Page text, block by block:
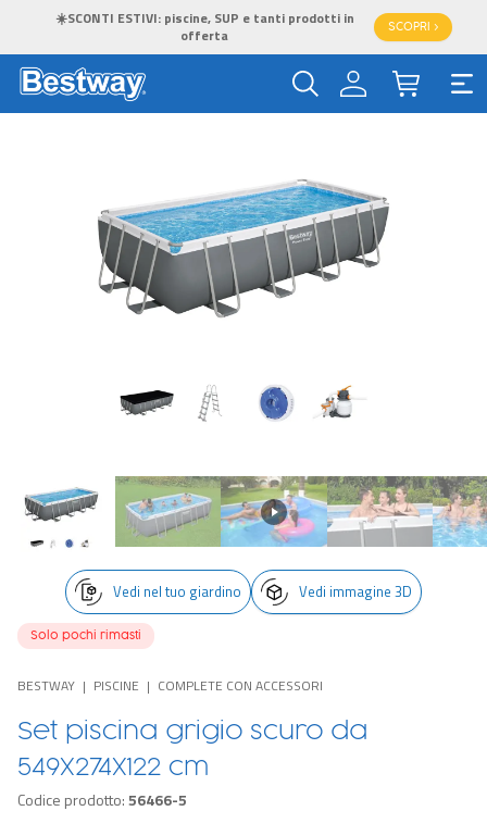
☀️SCONTI ESTIVI: piscine, SUP e tanti prodotti in
offerta
SCOPRI >
Vedi nel tuo giardino Vedi immagine 3D
Solo pochi rimasti
BESTWAY PISCINE COMPLETE CON ACCESSORI
Set piscina grigio scuro da
549X274X122 cm
Codice prodotto:56466-5